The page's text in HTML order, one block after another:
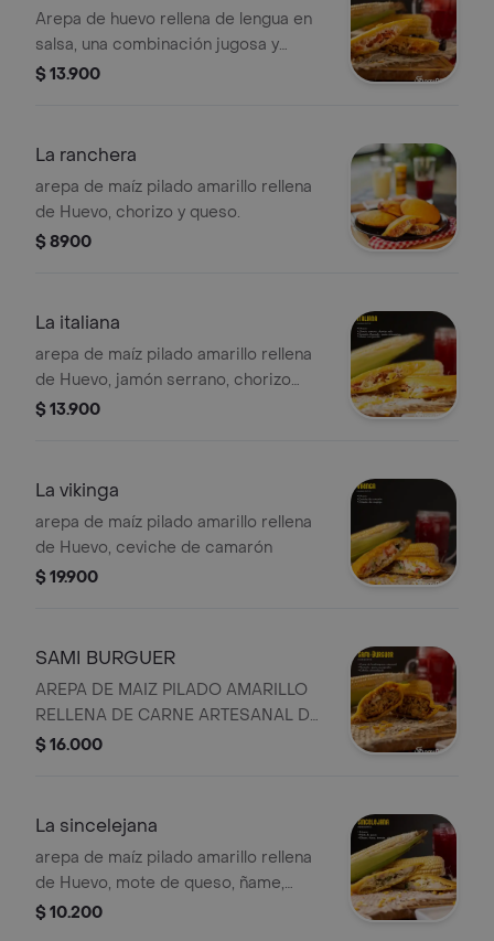
Arepa de huevo rellena de lengua en
salsa, una combinación jugosa y
sabrosa.
$ 13.900
La ranchera
arepa de maíz pilado amarillo rellena
de Huevo, chorizo y queso.
$ 8900
La italiana
arepa de maíz pilado amarillo rellena
de Huevo, jamón serrano, chorizo
vela, tocineta ahumada, queso
$ 13.900
La vikinga
arepa de maíz pilado amarillo rellena
de Huevo, ceviche de camarón
$ 19.900
SAMI BURGUER
AREPA DE MAIZ PILADO AMARILLO
RELLENA DE CARNE ARTESANAL DE
HAMBRGUESA, QUESO MOZARELLA,
$ 16.000
La sincelejana
arepa de maíz pilado amarillo rellena
de Huevo, mote de queso, ñame,
tomate y cebolla.
$ 10.200